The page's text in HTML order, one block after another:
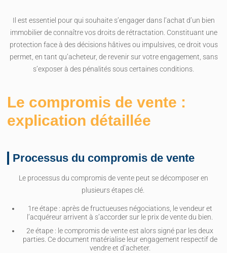
Il est essentiel pour qui souhaite s’engager dans l’achat d’un bien
immobilier de connaître vos droits de rétractation. Constituant une
protection face à des décisions hâtives ou impulsives, ce droit vous
permet, en tant qu’acheteur, de revenir sur votre engagement, sans
s’exposer à des pénalités sous certaines conditions.
Le compromis de vente :
explication détaillée
Processus du compromis de vente
Le processus du compromis de vente peut se décomposer en
plusieurs étapes clé.
1re étape : après de fructueuses négociations, le vendeur et
l’acquéreur arrivent à s’accorder sur le prix de vente du bien.
2e étape : le compromis de vente est alors signé par les deux
parties. Ce document matérialise leur engagement respectif de
vendre et d’acheter.